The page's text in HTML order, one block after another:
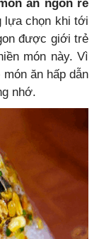
ăn ngon rẻ
lựa chọn khi tới
được giới trẻ
món này. Vì
ăn hấp dẫn
nhớ.